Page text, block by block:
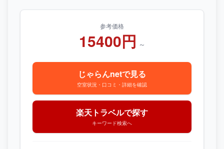
参考価格
15400円 ～
じゃらんnetで見る
空室状況・口コミ・詳細を確認
楽天トラベルで探す
キーワード検索へ